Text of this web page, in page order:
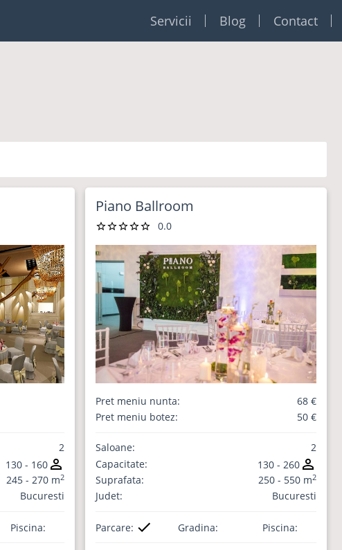
Servicii
Event planner
Blog Contact
2
130 - 160
245 - 270 m2
Bucuresti
Piscina:
Piano Ballroom
0.0
Pret meniu nunta:
68 €
Pret meniu botez:
50 €
Saloane:
2
Capacitate:
130 - 260
Suprafata:
250 - 550 m2
Judet: Bucuresti
Parcare: Gradina: Piscina: